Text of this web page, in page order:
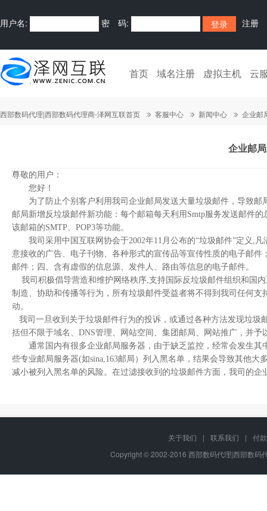
用户名: 密 码: 注册
首页 域名注册 虚拟主机 云
西部数码代理|西部数码代理商-泽网互联首页 客服中心 新闻中心 企业邮
企业邮
尊敬的用户：
您好！
为了防止个别客户利用我司企业邮局发送大量垃圾邮件，导致邮
邮局新增反垃圾邮件新功能：每个邮箱每天利用Smtp服务发送邮件
该邮箱的SMTP、POP3等功能。
我司采用中国互联网协会于2002年11月公布的“垃圾邮件”定义,
意接收的广告、电子刊物、各种形式的宣传品等宣传性质的电子邮
邮件；四、含有虚假的信息源、发件人、路由等信息的电子邮件。
我司积极倡导营造和维护网络秩序,支持国际反垃圾邮件组织和国
制造、协助和传播等行为，所有垃圾邮件受益者将不得到我司任何
动。
我司一旦收到关于垃圾邮件行为的投诉，或通过各种方法发现垃圾
括但不限于域名、DNS管理、网站空间、集团邮局、网站推广，并予
通常国内有很多企业邮局服务器，由于缺乏监控，经常会发生其
些专业邮局服务器(如sina,163邮局）列入黑名单，结果会导致其他
减小被列入黑名单的风险。在过滤接收到的垃圾邮件方面，我司的
关于我们 | 联系我们 |
付
Copyright © 2002-2016 西部数码代理|西部数